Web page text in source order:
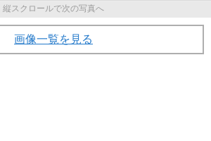
縦スクロールで次の写真へ
画像一覧を見る